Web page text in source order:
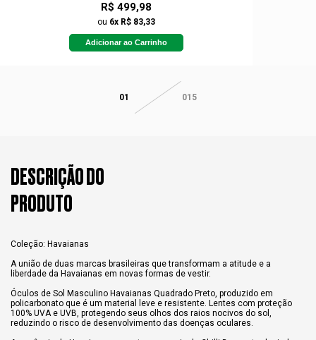
R$ 499,98
ou 6x R$ 83,33
Adicionar ao Carrinho
01 015
DESCRIÇÃO DO
PRODUTO
Coleção: Havaianas
A união de duas marcas brasileiras que transformam a atitude e a
liberdade da Havaianas em novas formas de vestir.
Óculos de Sol Masculino Havaianas Quadrado Preto, produzido em
policarbonato que é um material leve e resistente. Lentes com proteção
100% UVA e UVB, protegendo seus olhos dos raios nocivos do sol,
reduzindo o risco de desenvolvimento das doenças oculares.